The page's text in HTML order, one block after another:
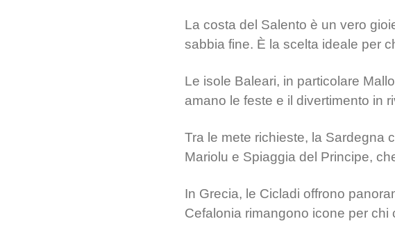
La costa del Salento è un vero
sabbia fine. È la scelta ideale per
Le isole Baleari, in particolare
amano le feste e il divertimento in
Tra le mete richieste, la Sardegna
Mariolu e Spiaggia del Principe,
In Grecia, le Cicladi offrono
Cefalonia rimangono icone per chi